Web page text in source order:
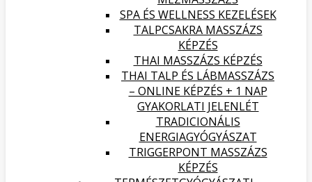
SPA ÉS WELLNESS KEZELÉSEK
TALPCSAKRA MASSZÁZS
KÉPZÉS
THAI MASSZÁZS KÉPZÉS
THAI TALP ÉS LÁBMASSZÁZS
– ONLINE KÉPZÉS + 1 NAP
GYAKORLATI JELENLÉT
TRADICIONÁLIS
ENERGIAGYÓGYÁSZAT
TRIGGERPONT MASSZÁZS
KÉPZÉS